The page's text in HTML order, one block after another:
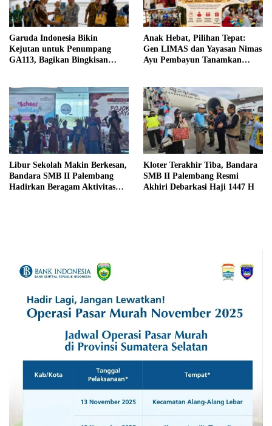
Garuda Indonesia Bikin
Kejutan untuk Penumpang
GA113, Bagikan Bingkisan
Anak Hebat, Pilihan Tepat:
Gen LIMAS dan Yayasan Nimas
Ayu Pembayun Tanamkan
Libur Sekolah Makin Berkesan,
Bandara SMB II Palembang
Hadirkan Beragam Aktivitas
Kloter Terakhir Tiba, Bandara
SMB II Palembang Resmi
Akhiri Debarkasi Haji 1447 H